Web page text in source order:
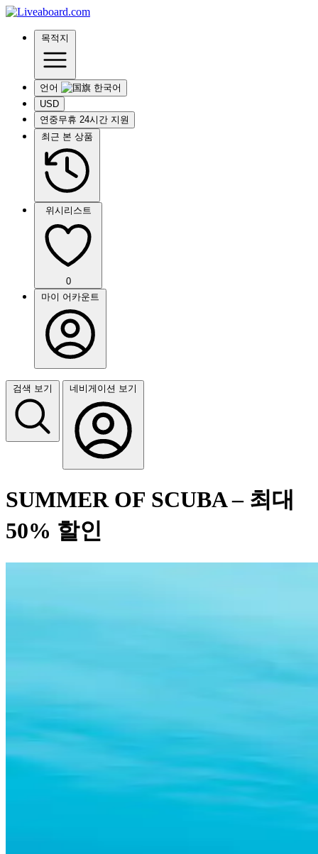
목적지
언어
USD
연중무휴 24시간 지원
최근 본 상품
위시리스트
0
마이 어카운트
검색 보기 네비게이션 보기
SUMMER OF SCUBA – 최대
50% 할인